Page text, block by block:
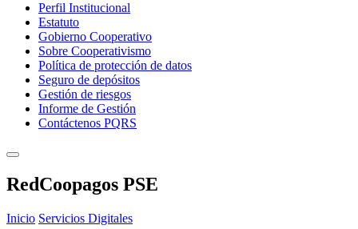
Perfil Institucional
Estatuto
Gobierno Cooperativo
Sobre Cooperativismo
Política de protección de datos
Seguro de depósitos
Gestión de riesgos
Informe de Gestión
Contáctenos PQRS
RedCoopagos PSE
Inicio Servicios Digitales